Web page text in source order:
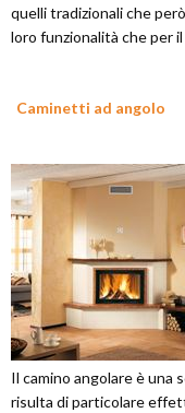
quelli tradizionali che
loro funzionalità che per
Caminetti ad angolo
Il camino angolare è una
risulta di particolare